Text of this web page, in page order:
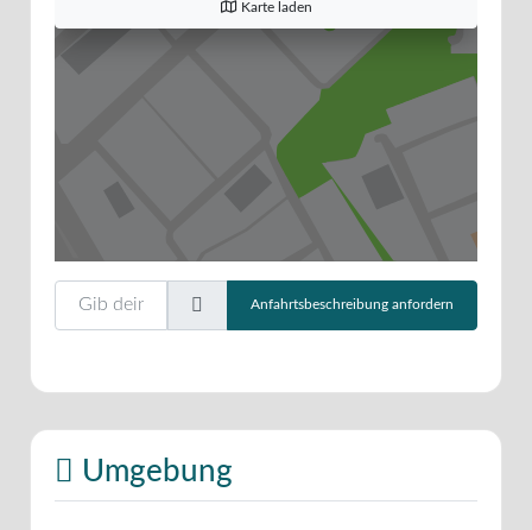
Karte laden
Gib deinen Standort ein.
Anfahrtsbeschreibung anfordern
Umgebung